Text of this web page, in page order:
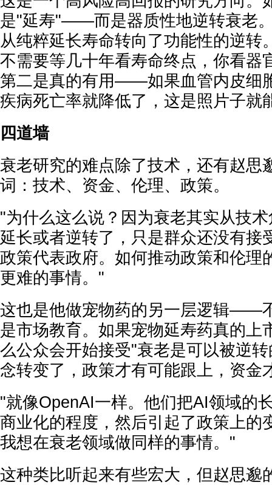
是"延寿"——而是器质性地逆转衰老
从纯粹延长寿命转向了功能性的逆
不需要等几十年看寿命终点，你看器
第二是真的有用——如果血管内皮细
疾病死亡率就降低了，这是照片子就
四道墙
衰老研究的难点除了技术，还有赵思
词：技术、资金、伦理、政策。
"为什么这么说？因为衰老其实从技
延长或者逆转了，只是群众还没有接
政策代表政府。如何推动政策和伦理
更难的事情。"
这也是他做宠物药的另一层逻辑——
是市场教育。如果宠物延寿药真的上
么公众会开始接受"衰老是可以被逆
念转变了，政策才有可能跟上，资金
"就像OpenAI一样。他们把AI领域的
商业化的程度，然后引起了政策上的
我想在衰老领域做同样的事情。"
这种类比听起来有些宏大，但赵思邈